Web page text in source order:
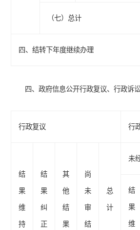
（七）总计
四、结转下年度继续办理
四、政府信息公开行政复议、行政诉
行政复议 行
结
果
维
持
结
果
纠
正
其
他
结
果
尚
未
审
结
总
计
未
结
果
维